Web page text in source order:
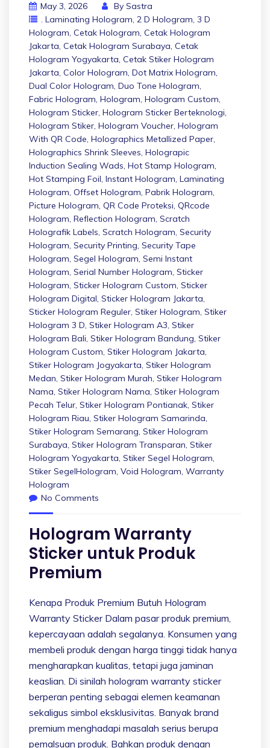
May 3, 2026 By Sastra
. Laminating Hologram, 2 D Hologram, 3 D
Hologram, Cetak Hologram, Cetak Hologram
Jakarta, Cetak Hologram Surabaya, Cetak
Hologram Yogyakarta, Cetak Stiker Hologram
Jakarta, Color Hologram, Dot Matrix Hologram,
Dual Color Hologram, Duo Tone Hologram,
Fabric Hologram, Hologram, Hologram Custom,
Hologram Sticker, Hologram Sticker Berteknologi,
Hologram Stiker, Hologram Voucher, Hologram
With QR Code, Holographics Metallized Paper,
Holographics Shrink Sleeves, Holograpic
Induction Sealing Wads, Hot Stamp Hologram,
Hot Stamping Foil, Instant Hologram, Laminating
Hologram, Offset Hologram, Pabrik Hologram,
Picture Hologram, QR Code Proteksi, QRcode
Hologram, Reflection Hologram, Scratch
Holografik Labels, Scratch Hologram, Security
Hologram, Security Printing, Security Tape
Hologram, Segel Hologram, Semi Instant
Hologram, Serial Number Hologram, Sticker
Hologram, Sticker Hologram Custom, Sticker
Hologram Digital, Sticker Hologram Jakarta,
Sticker Hologram Reguler, Stiker Hologram, Stiker
Hologram 3 D, Stiker Hologram A3, Stiker
Hologram Bali, Stiker Hologram Bandung, Stiker
Hologram Custom, Stiker Hologram Jakarta,
Stiker Hologram Jogyakarta, Stiker Hologram
Medan, Stiker Hologram Murah, Stiker Hologram
Nama, Stiker Hologram Nama, Stiker Hologram
Pecah Telur, Stiker Hologram Pontianak, Stiker
Hologram Riau, Stiker Hologram Samarinda,
Stiker Hologram Semarang, Stiker Hologram
Surabaya, Stiker Hologram Transparan, Stiker
Hologram Yogyakarta, Stiker Segel Hologram,
Stiker SegelHologram, Void Hologram, Warranty
Hologram
No Comments
Hologram Warranty
Sticker untuk Produk
Premium
Kenapa Produk Premium Butuh Hologram
Warranty Sticker Dalam pasar produk premium,
kepercayaan adalah segalanya. Konsumen yang
membeli produk dengan harga tinggi tidak hanya
mengharapkan kualitas, tetapi juga jaminan
keaslian. Di sinilah hologram warranty sticker
berperan penting sebagai elemen keamanan
sekaligus simbol eksklusivitas. Banyak brand
premium menghadapi masalah serius berupa
pemalsuan produk. Bahkan produk dengan